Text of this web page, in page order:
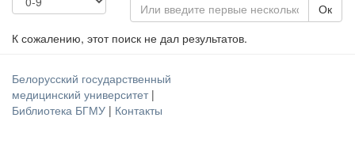
Ок
К сожалению, этот поиск не дал результатов.
Белорусский государственный
медицинский университет |
Библиотека БГМУ | Контакты